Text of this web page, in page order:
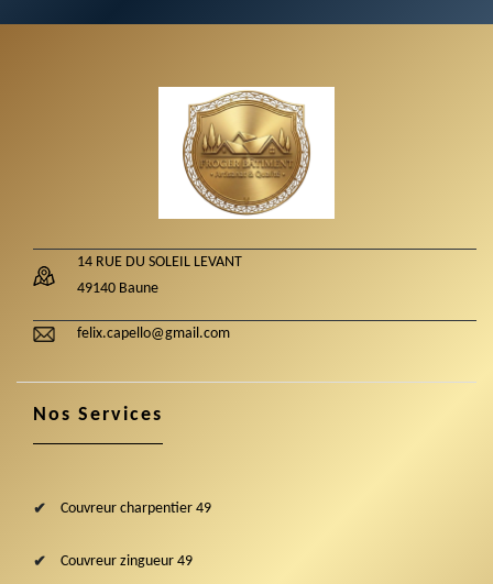
14 RUE DU SOLEIL LEVANT
49140 Baune
felix.capello@gmail.com
Nos Services
Couvreur charpentier 49
Couvreur zingueur 49